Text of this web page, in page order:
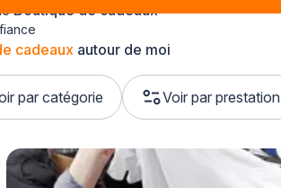
cadeaux autour de moi
par catégorie Voir par prestation
Boutique de cadeaux